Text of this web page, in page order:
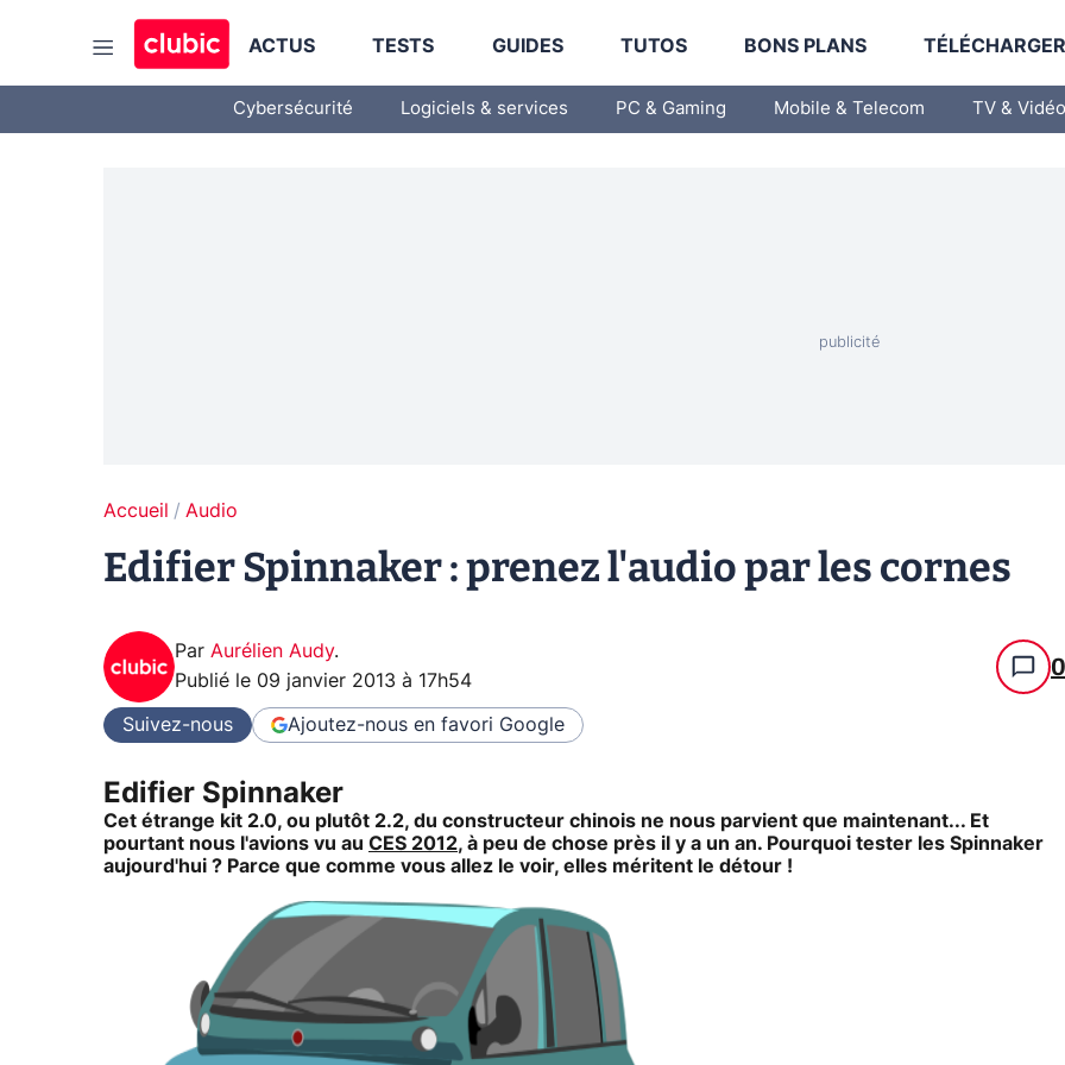
ACTUS TESTS GUIDES TUTOS BONS PLANS
Cybersécurité Logiciels & services PC & Gaming Mobile & Telecom TV & Vidéo
Accueil Audio
Edifier Spinnaker : prenez l'audio par les cornes
Par Aurélien Audy.
Publié le 09 janvier 2013 à 17h54 0
Suivez-nous Ajoutez-nous en favori Google
Edifier Spinnaker
Cet étrange kit 2.0, ou plutôt 2.2, du constructeur chinois ne nous parvient que maintenant... Et
pourtant nous l'avions vu au CES 2012, à peu de chose près il y a un an. Pourquoi tester les Spinnaker
aujourd'hui ? Parce que comme vous allez le voir, elles méritent le détour !